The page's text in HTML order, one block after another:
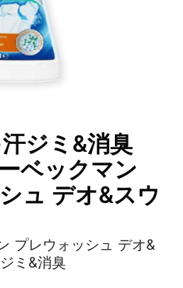
汗ジミ&消臭
ベックマン
ュ デオ&スウ
プレウォッシュ デオ&
ミ&消臭